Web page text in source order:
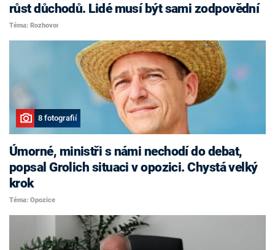
růst důchodů. Lidé musí být sami zodpovědní
Téma: Rozhovor
8 fotografií
Úmorné, ministři s námi nechodí do debat,
popsal Grolich situaci v opozici. Chystá velký
krok
Téma: Opozice